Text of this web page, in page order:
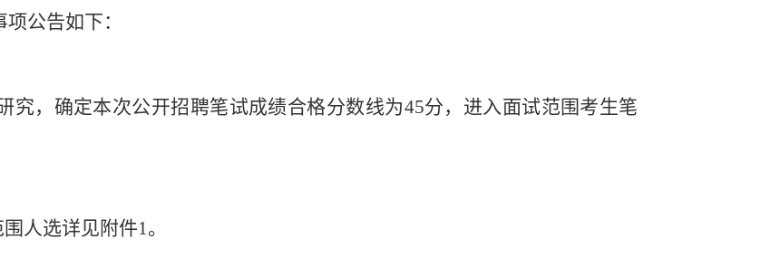
公告如下：
究，确定本次公开招聘笔试成绩合格分数线为45分，进入面试范围考生笔
人选详见附件1。